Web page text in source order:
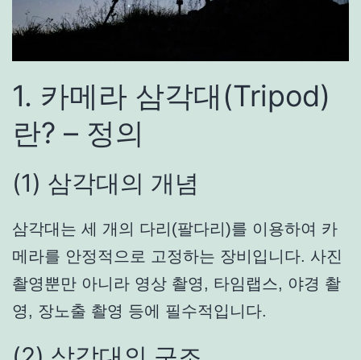
1. 카메라 삼각대(Tripod)
란? – 정의
(1) 삼각대의 개념
삼각대는 세 개의 다리(팔다리)를 이용하여 카
메라를 안정적으로 고정하는 장비입니다. 사진
촬영뿐만 아니라 영상 촬영, 타임랩스, 야경 촬
영, 장노출 촬영 등에 필수적입니다.